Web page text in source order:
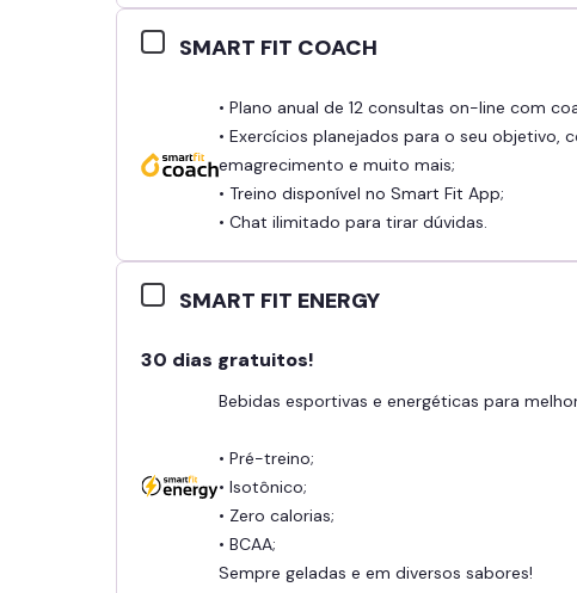
SMART FIT COACH
• Plano anual de 12 consultas on-line com
• Exercícios planejados para o seu
emagrecimento e muito mais;
• Treino disponível no Smart Fit App;
• Chat ilimitado para tirar dúvidas.
SMART FIT ENERGY
30 dias gratuitos!
Bebidas esportivas e energéticas para
• Pré-treino;
• Isotônico;
• Zero calorias;
• BCAA;
Sempre geladas e em diversos sabores!